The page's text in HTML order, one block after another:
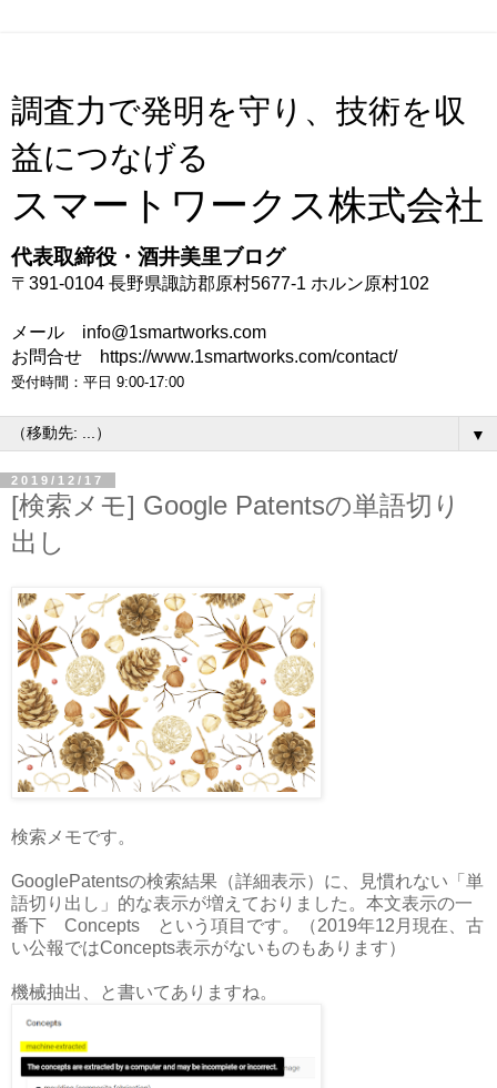
調査力で発明を守り、技術を収
益につなげる
スマートワークス株式会社
代表取締役・酒井美里ブログ
〒391-0104 長野県諏訪郡原村5677-1 ホルン原村102
メール info@1smartworks.com
お問合せ https://www.1smartworks.com/contact/
受付時間：平日 9:00-17:00
▼
2019/12/17
[検索メモ] Google Patentsの単語切り
出し
検索メモです。
GooglePatentsの検索結果（詳細表示）に、見慣れない「単
語切り出し」的な表示が増えておりました。本文表示の一
番下 Concepts という項目です。（2019年12月現在、古
い公報ではConcepts表示がないものもあります）
機械抽出、と書いてありますね。